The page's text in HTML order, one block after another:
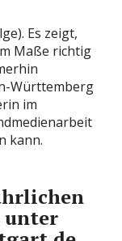
Es zeigt,
Maße richtig
Württemberg
im
kann.
unter